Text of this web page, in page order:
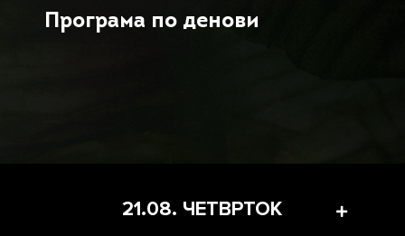
Програма по денови
21.08. ЧЕТВРТОК